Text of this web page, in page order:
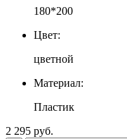
180*200
Цвет:
цветной
Материал:
Пластик
2 295 руб.